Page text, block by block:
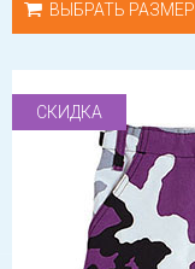
ВЫБРАТЬ РАЗМЕР
СКИДКА